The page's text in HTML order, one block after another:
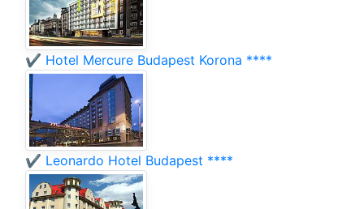
✔️ Hotel Mercure Budapest Korona ****
✔️ Leonardo Hotel Budapest ****